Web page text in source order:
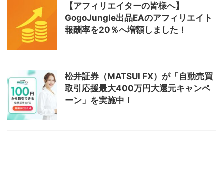
【アフィリエイターの皆様へ】
GogoJungle出品EAのアフィリエイト
報酬率を20％へ増額しました！
松井証券（MATSUI FX）が「自動売買
取引応援最大400万円大還元キャンペ
ーン」を実施中！